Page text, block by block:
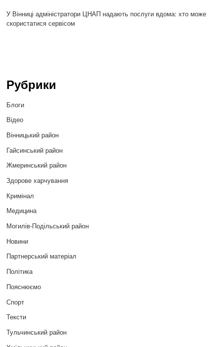
У Вінниці адміністратори ЦНАП надають послуги вдома: хто може
скористатися сервісом
Рубрики
Блоги
Відео
Вінницький район
Гайсинський район
Жмеринський район
Здорове харчування
Кримінал
Медицина
Могилів-Подільський район
Новини
Партнерський матеріал
Політика
Пояснюємо
Спорт
Тексти
Тульчинський район